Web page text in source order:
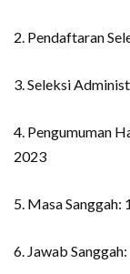
2. Pendaftaran
3. Seleksi
4. Pengumuman
2023
5. Masa
6. Jawab